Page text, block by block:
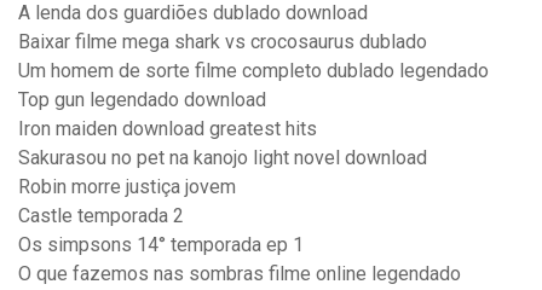
A lenda dos guardiões dublado download
Baixar filme mega shark vs crocosaurus dublado
Um homem de sorte filme completo dublado legendado
Top gun legendado download
Iron maiden download greatest hits
Sakurasou no pet na kanojo light novel download
Robin morre justiça jovem
Castle temporada 2
Os simpsons 14° temporada ep 1
O que fazemos nas sombras filme online legendado